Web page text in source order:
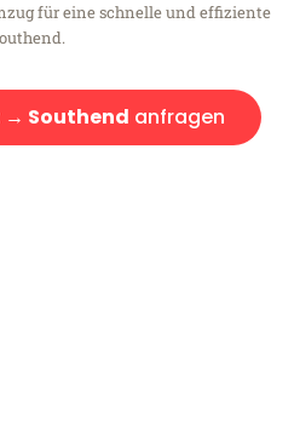
für eine schnelle und effiziente
Southend anfragen